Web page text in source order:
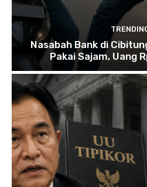
Nasabah Bank di
Pakai Sajam, Uang